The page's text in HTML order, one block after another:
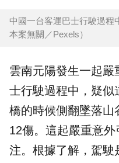
中國一台客運巴士行駛過程
本案無關／Pexels）
雲南元陽發生一起嚴
士行駛過程中，疑似
橋的時候側翻墜落山
12傷。這起嚴重意
注。根據了解，駕駛